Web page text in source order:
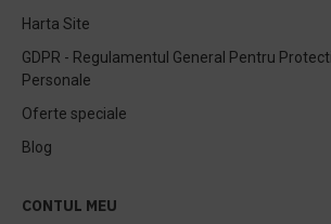
Harta Site
GDPR - Regulamentul General Pentru
Personale
Oferte speciale
Blog
CONTUL MEU